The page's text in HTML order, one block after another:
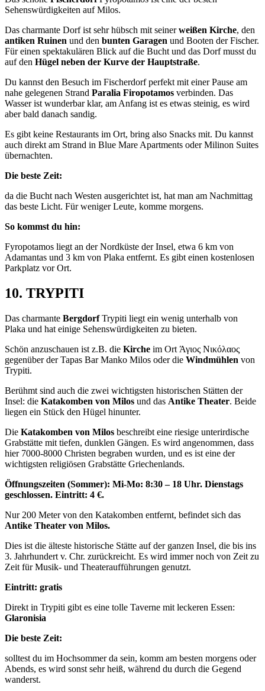
Sehenswürdigkeiten auf Milos.
Das charmante Dorf ist sehr hübsch mit seinerweißen Kirche, den
antiken Ruinen und den bunten Garagen und Booten der Fischer.
Für einen spektakulären Blick auf die Bucht und das Dorf musst du
auf den Hügel neben der Kurve der Hauptstraße.
Du kannst den Besuch im Fischerdorf perfekt mit einer Pause am
nahe gelegenen Strand Paralia Firopotamos verbinden. Das
Wasser ist wunderbar klar, am Anfang ist es etwas steinig, es wird
aber bald danach sandig.
Es gibt keine Restaurants im Ort, bring also Snacks mit. Du kannst
auch direkt am Strand in Blue Mare Apartments oder Milinon Suites
übernachten.
Die beste Zeit:
da die Bucht nach Westen ausgerichtet ist, hat man am Nachmittag
das beste Licht. Für weniger Leute, komme morgens.
So kommst du hin:
Fyropotamos liegt an der Nordküste der Insel, etwa 6 km von
Adamantas und 3 km von Plaka entfernt. Es gibt einen kostenlosen
Parkplatz vor Ort.
10. TRYPITI
Das charmante BergdorfTrypiti liegt ein wenig unterhalb von
Plaka und hat einige Sehenswürdigkeiten zu bieten.
Schön anzuschauen ist z.B. die Kirche im Ort Άγιος Νικόλαος
gegenüber der Tapas Bar Manko Milos oder die Windmühlen von
Trypiti.
Berühmt sind auch die zwei wichtigsten historischen Stätten der
Insel: die Katakomben von Milos und das Antike Theater. Beide
liegen ein Stück den Hügel hinunter.
Die Katakomben von Milos beschreibt eine riesige unterirdische
Grabstätte mit tiefen, dunklen Gängen. Es wird angenommen, dass
hier 7000-8000 Christen begraben wurden, und es ist eine der
wichtigsten religiösen Grabstätte Griechenlands.
Öffnungszeiten (Sommer): Mi-Mo: 8:30 – 18 Uhr. Dienstags
geschlossen. Eintritt: 4 €.
Nur 200 Meter von den Katakomben entfernt, befindet sich das
Antike Theater von Milos.
Dies ist die älteste historische Stätte auf der ganzen Insel, die bis ins
3. Jahrhundert v. Chr. zurückreicht. Es wird immer noch von Zeit zu
Zeit für Musik- und Theateraufführungen genutzt.
Eintritt: gratis
Direkt in Trypiti gibt es eine tolle Taverne mit leckeren Essen:
Glaronisia
Die beste Zeit:
solltest du im Hochsommer da sein, komm am besten morgens oder
Abends, es wird sonst sehr heiß, während du durch die Gegend
wanderst.